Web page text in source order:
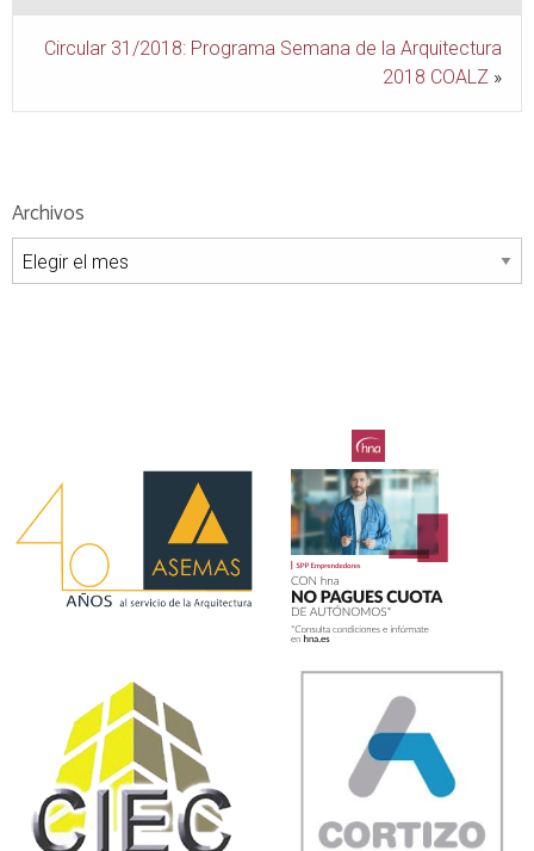
Circular 31/2018: Programa Semana de la Arquitectura
2018 COALZ »
Archivos
Archivos